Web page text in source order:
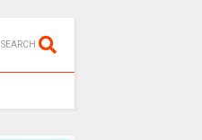
SEARCH